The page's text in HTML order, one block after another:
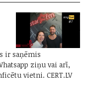
ir saņēmis
ziņu vai arī,
vietni. CERT.LV